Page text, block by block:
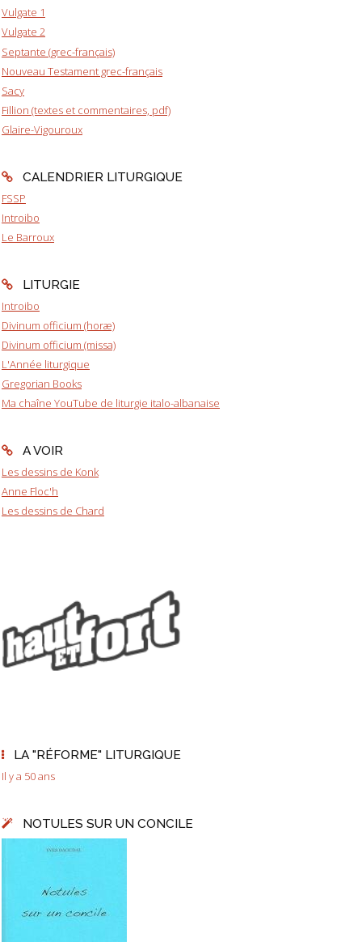
Vulgate 1
Vulgate 2
Septante (grec-français)
Nouveau Testament grec-français
Sacy
Fillion (textes et commentaires, pdf)
Glaire-Vigouroux
CALENDRIER LITURGIQUE
FSSP
Introibo
Le Barroux
LITURGIE
Introibo
Divinum officium (horæ)
Divinum officium (missa)
L'Année liturgique
Gregorian Books
Ma chaîne YouTube de liturgie italo-albanaise
A VOIR
Les dessins de Konk
Anne Floc'h
Les dessins de Chard
LA "RÉFORME" LITURGIQUE
Il y a 50 ans
NOTULES SUR UN CONCILE